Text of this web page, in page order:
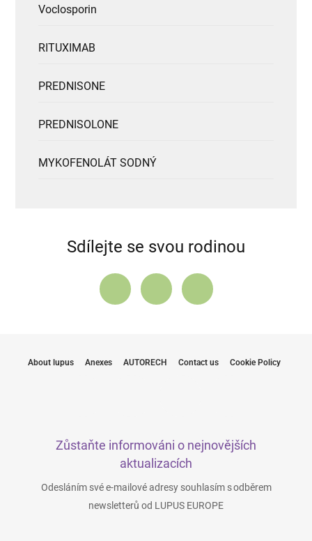
Voclosporin
RITUXIMAB
PREDNISONE
PREDNISOLONE
MYKOFENOLÁT SODNÝ
Sdílejte se svou rodinou
About lupus Anexes AUTORECH Contact us Cookie Policy
Zůstaňte informováni o nejnovějších
aktualizacích
Odesláním své e-mailové adresy souhlasím s odběrem
newsletterů od LUPUS EUROPE